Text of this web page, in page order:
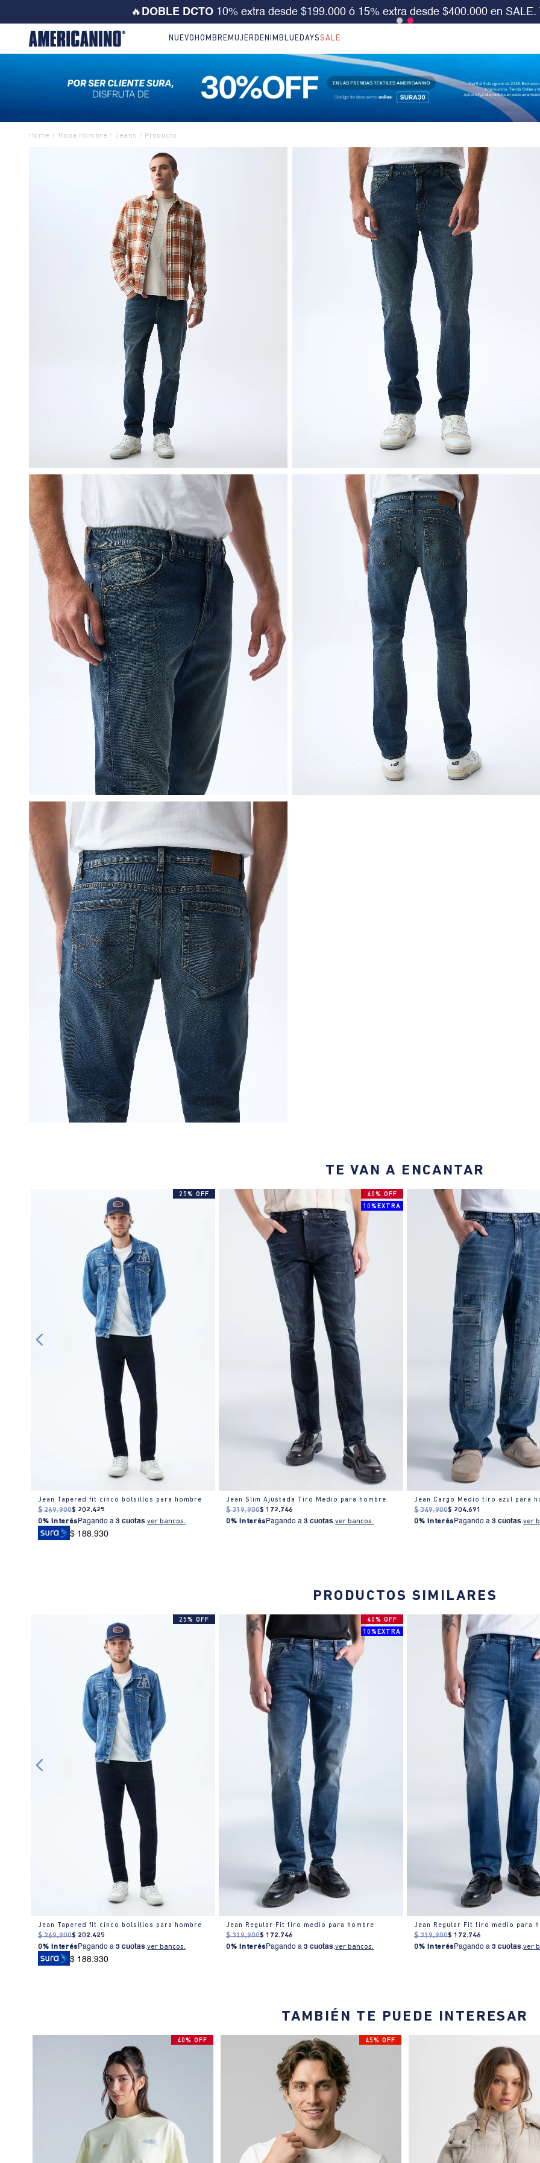
💙 ¡CORRE! Solo este FDS 30%OFF en LO NUEVO. Usa el cód:SURA30Aplica
NUEVO HOMBRE MUJER DENIM BLUEDAYSSALE
Ropa Hombre Jeans
TE VAN A ENCANTAR
25% OFF
Jean Tapered fit cinco bolsillos para hombre
$ 269.900$ 202.425
0% Interés Pagando a3 cuotas.ver bancos.
$ 188.930
40% OFF
10%EXTRA
Jean Slim Ajustada Tiro Medio para hombre
$ 319.900$ 172.746
0% Interés Pagando a3 cuotas.ver bancos.
Jean Cargo Medio tiro azul para
$ 349.900$ 204.691
0% Interés Pagando a3 cuotas.ver
PRODUCTOS SIMILARES
25% OFF
Jean Tapered fit cinco bolsillos para hombre
$ 269.900$ 202.425
0% Interés Pagando a3 cuotas.ver bancos.
$ 188.930
40% OFF
10%EXTRA
Jean Regular Fit tiro medio para hombre
$ 319.900$ 172.746
0% Interés Pagando a3 cuotas.ver bancos.
Jean Regular Fit tiro medio para
$ 319.900$ 172.746
0% Interés Pagando a3 cuotas.ver
TAMBIÉN TE PUEDE INTERESAR
40% OFF 45% OFF